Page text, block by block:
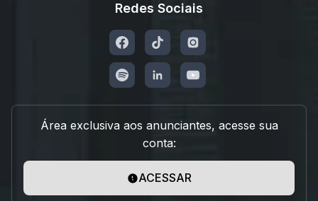
Redes Sociais
Área exclusiva aos anunciantes, acesse sua
conta:
ACESSAR